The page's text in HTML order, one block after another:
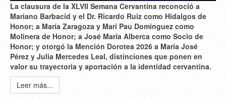
La clausura de la XLVII Semana Cervantina reconoció a
Mariano Barbacid y el Dr. Ricardo Ruiz como Hidalgos de
Honor; a María Zaragoza y Mari Pau Domínguez como
Molinera de Honor; a José María Alberca como Socio de
Honor; y otorgó la Mención Dorotea 2026 a María José
Pérez y Julia Mercedes Leal, distinciones que ponen en
valor su trayectoria y aportación a la identidad cervantina.
Leer más...